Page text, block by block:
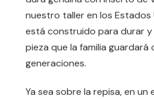
nuestro taller en los Estados
está construido para durar
pieza que la familia
generaciones.
Ya sea sobre la repisa, en